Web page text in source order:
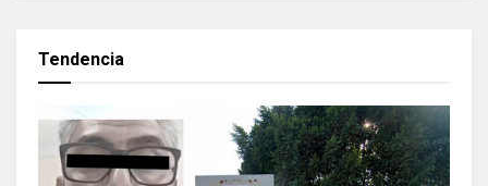
Tendencia